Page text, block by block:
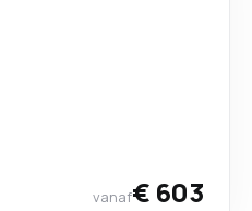
vanaf€ 603